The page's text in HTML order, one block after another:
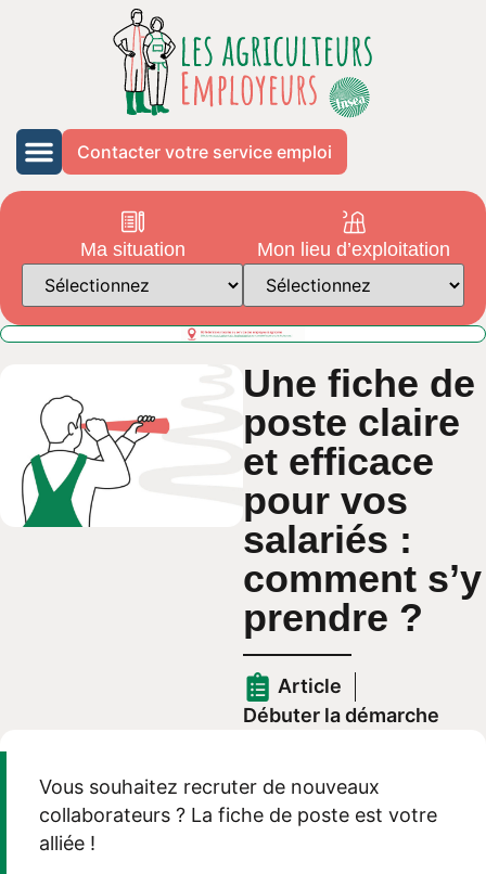
Contacter votre service emploi
Ma situation Mon lieu d’exploitation
Une fiche de
poste claire
et efficace
pour vos
salariés :
comment s’y
prendre ?
Article
Débuter la démarche
Vous souhaitez recruter de nouveaux
collaborateurs ? La fiche de poste est votre
alliée !